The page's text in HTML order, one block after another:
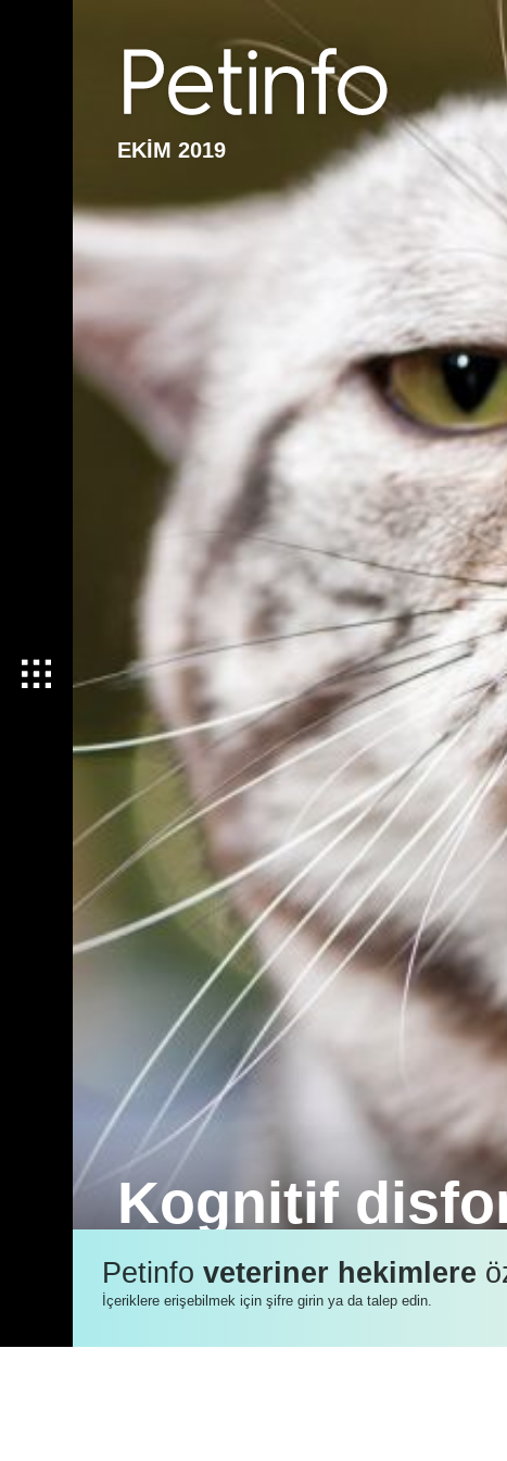
EKİM 2019
Kognitif
Kognitif disfonksiyon tedavi edilmeyen
özel gıdalarla hastalığın yavaşlaması
Petinfoveteriner hekimlere
İçeriklere erişebilmek için şifre girin ya da talep edin.